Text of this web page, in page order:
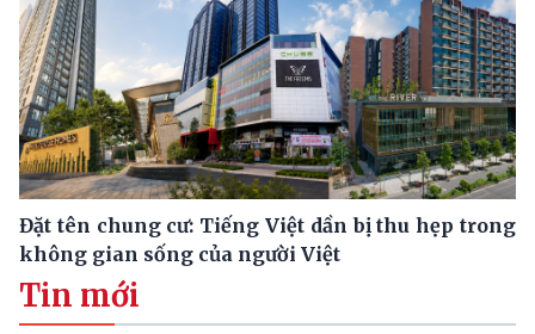
Đặt tên chung cư: Tiếng Việt dần bị thu hẹp trong
không gian sống của người Việt
Tin mới